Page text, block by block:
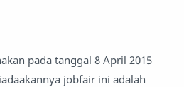
pada tanggal 8 April 2015
jobfair ini adalah